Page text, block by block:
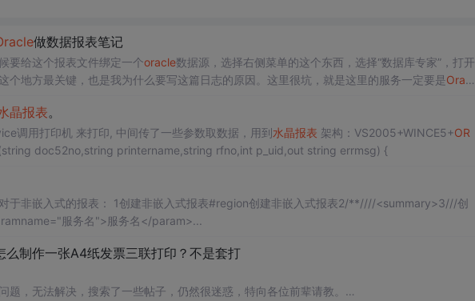
做数据报表笔记
要给这个报表文件绑定一个oracle数据源，选择右侧菜单的这个东西，选择“数据库专家”，打开
个地方最关键，也是我为什么要写这篇日志的原因。这里很坑，就是这里的服务一定要是Oracl
晶报表。
调用打印机 来打印, 中间传了一些参数取数据，用到水晶报表 架构：VS2005+WINCE5+OR
public int PrintLabel(string doc52no,string printername,string rfno,int p_uid,out string errmsg) {
对于非嵌入式的报表： 1创建非嵌入式报表#region创建非嵌入式报表2/**////<summary>3///创
服务名">服务名</param>...
么制作一张A4纸发票三联打印？不是套打
题，无法解决，搜索了一些帖子，仍然很迷惑，特向各位前辈请教。